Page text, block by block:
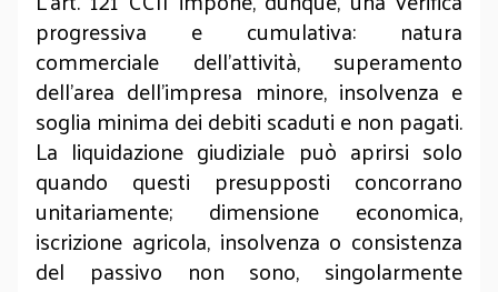
progressiva e cumulativa: natura
commerciale dell’attività, superamento
dell’area dell’impresa minore, insolvenza e
soglia minima dei debiti scaduti e non pagati.
La liquidazione giudiziale può aprirsi solo
quando questi presupposti concorrano
unitariamente; dimensione economica,
iscrizione agricola, insolvenza o consistenza
del passivo non sono, singolarmente